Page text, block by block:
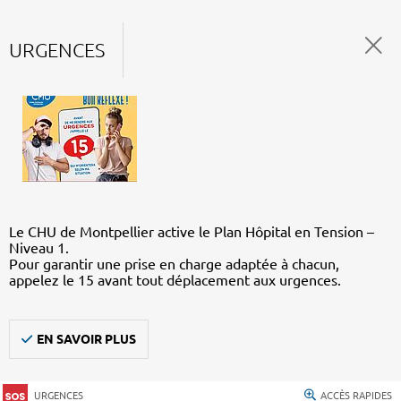
URGENCES
Le CHU de Montpellier active le Plan Hôpital en Tension –
Niveau 1.
Pour garantir une prise en charge adaptée à chacun,
appelez le 15 avant tout déplacement aux urgences.
EN SAVOIR PLUS
URGENCES ACCÈS RAPIDES